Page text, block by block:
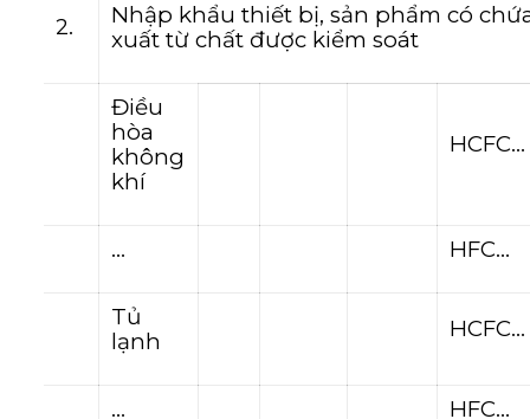
2.
Nhập khẩu thiết bị, sản phẩm có
xuất từ chất được kiểm soát
Điều
hòa
không
khí
HCFC…
… HFC…
Tủ
lạnh
HCFC…
… HFC…